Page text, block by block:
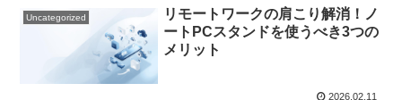
Uncategorized
リモートワークの肩こり解消！ノ
ートPCスタンドを使うべき3つの
メリット
2026.02.11